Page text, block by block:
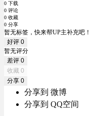
0 下载
0 评论
0 收藏
0 分享
暂无标签，快来帮UP主补充吧！
好评 0
暂无评分
差评 0
收藏 0
分享 0
分享到 微博
分享到 QQ空间